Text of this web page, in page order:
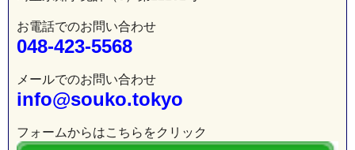
お電話でのお問い合わせ
048-423-5568
メールでのお問い合わせ
info@souko.tokyo
フォームからはこちらをクリック